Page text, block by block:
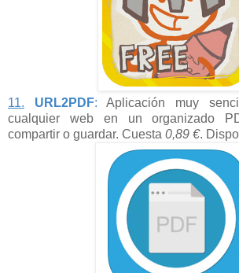
11. URL2PDF: Aplicación muy
cualquier web en un organizado
compartir o guardar. Cuesta 0,89 €.